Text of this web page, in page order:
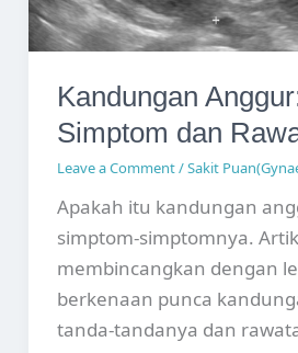
Kandungan
Simptom dan
Leave a Comment/Sakit
Apakah itu kandungan
simptom-simptomnya.
membincangkan dengan
berkenaan punca
tanda-tandanya dan